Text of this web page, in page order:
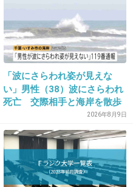
！
-3
「波にさらわれ姿が見えな
い」男性（38）波にさらわれ
死亡 交際相手と海岸を散歩
中 当時は波浪注意報 千葉・
いすみ市
2026年8月9日